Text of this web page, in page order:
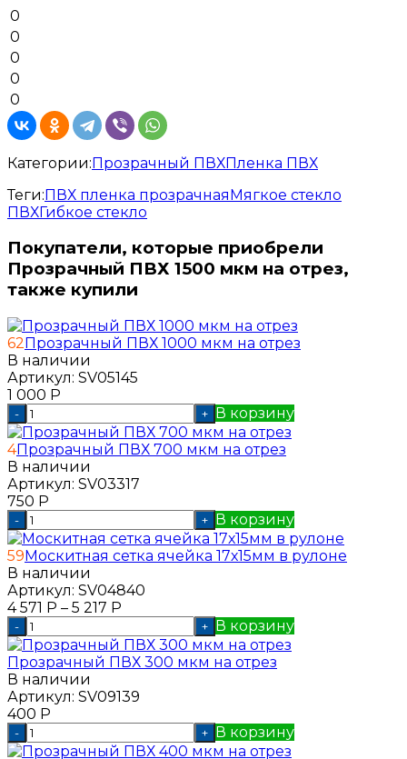
0
0
0
0
0
Категории:Прозрачный ПВХПленка ПВХ
Теги:ПВХ пленка прозрачнаяМягкое стекло
ПВХГибкое стекло
Покупатели, которые приобрели
Прозрачный ПВХ 1500 мкм на отрез,
также купили
62Прозрачный ПВХ 1000 мкм на отрез
В наличии
Артикул: SV05145
1 000 Р
- + В корзину
4Прозрачный ПВХ 700 мкм на отрез
В наличии
Артикул: SV03317
750 Р
- + В корзину
59Москитная сетка ячейка 17х15мм в рулоне
В наличии
Артикул: SV04840
4 571 Р – 5 217 Р
- + В корзину
Прозрачный ПВХ 300 мкм на отрез
В наличии
Артикул: SV09139
400 Р
- + В корзину